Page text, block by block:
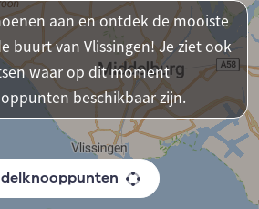
aan en ontdek de mooiste
buurt van Vlissingen! Je ziet ook
waar op dit moment
beschikbaar zijn.